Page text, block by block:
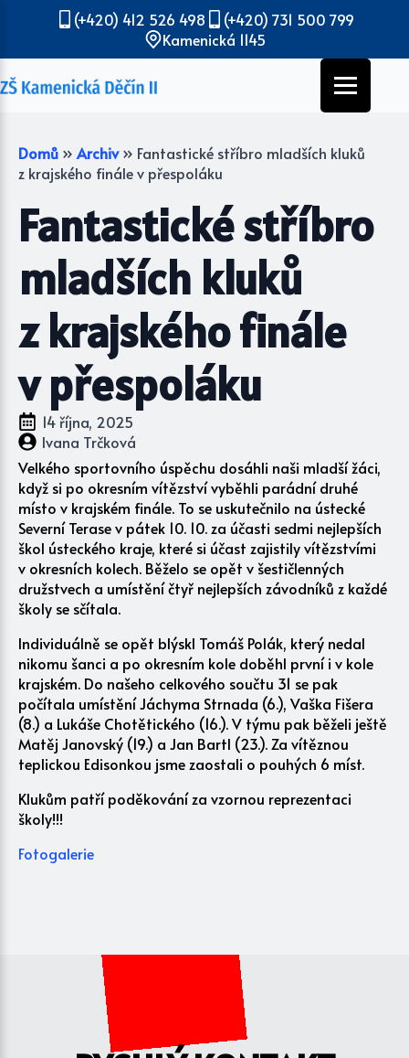
(+420) 412 526 498
(+420) 731 500 799
Kamenická 1145
Domů » Archiv » Fantastické stříbro mladších kluků
z krajského finále v přespoláku
Fantastické stříbro
mladších kluků
z krajského finále
v přespoláku
14 října, 2025
Ivana Trčková
Velkého sportovního úspěchu dosáhli naši mladší žáci,
když si po okresním vítězství vyběhli parádní druhé
místo v krajském finále. To se uskutečnilo na ústecké
Severní Terase v pátek 10. 10. za účasti sedmi nejlepších
škol ústeckého kraje, které si účast zajistily vítězstvími
v okresních kolech. Běželo se opět v šestičlenných
družstvech a umístění čtyř nejlepších závodníků z každé
školy se sčítala.
Individuálně se opět blýskl Tomáš Polák, který nedal
nikomu šanci a po okresním kole doběhl první i v kole
krajském. Do našeho celkového součtu 31 se pak
počítala umístění Jáchyma Strnada (6.), Vaška Fišera
(8.) a Lukáše Chotětického (16.). V týmu pak běželi ještě
Matěj Janovský (19.) a Jan Bartl (23.). Za vítěznou
teplickou Edisonkou jsme zaostali o pouhých 6 míst.
Klukům patří poděkování za vzornou reprezentaci
školy!!!
Fotogalerie